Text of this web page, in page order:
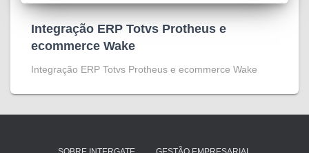
Integração ERP Totvs Protheus e
ecommerce Wake
Integração ERP Totvs Protheus e ecommerce Wake